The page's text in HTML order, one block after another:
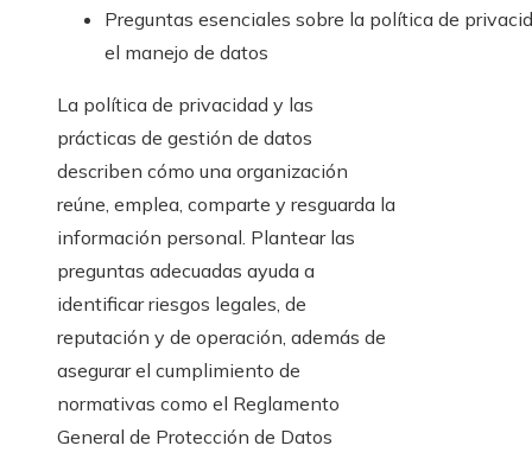
Preguntas esenciales sobre la política de
el manejo de datos
La política de privacidad y las
prácticas de gestión de datos
describen cómo una organización
reúne, emplea, comparte y resguarda la
información personal. Plantear las
preguntas adecuadas ayuda a
identificar riesgos legales, de
reputación y de operación, además de
asegurar el cumplimiento de
normativas como el Reglamento
General de Protección de Datos